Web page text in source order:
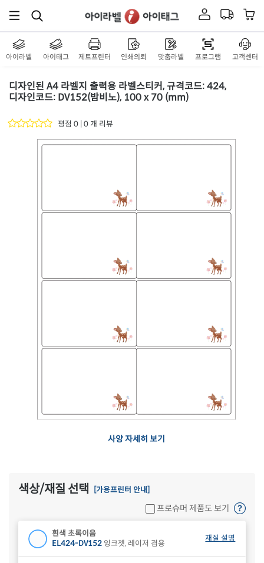
아이라벨 아이태그 제트프린터 인쇄의뢰 맞춤라벨 프로그램 고객센터
디자인된 A4 라벨지 출력용 라벨스티커, 규격코드: 424,
디자인코드: DV152(밤비노), 100 x 70 (mm)
평점 0 | 0 개 리뷰
사양 자세히 보기
색상/재질 선택 [가용프린터 안내]
프로슈머 제품도 보기
흰색 초록이음
EL424-DV152 잉크젯, 레이저 겸용
재질 설명